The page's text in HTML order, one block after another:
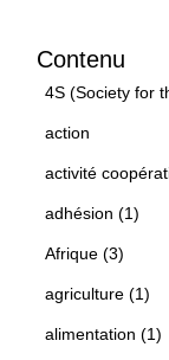
Contenu
4S (Society for
action
activité
adhésion (1)
Afrique (3)
agriculture (1)
alimentation (1)